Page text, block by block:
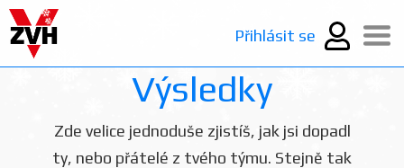
Přihlásit se
Výsledky
Zde velice jednoduše zjistíš, jak jsi dopadl
ty, nebo přátelé z tvého týmu. Stejně tak